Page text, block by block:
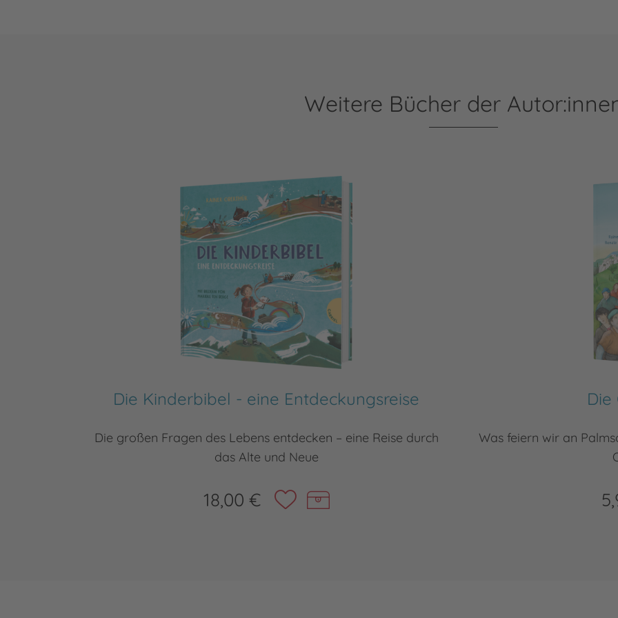
Weitere Bücher der
Die Kinderbibel - eine Entdeckungsreise
Die großen Fragen des Lebens entdecken – eine Reise durch
das Alte und Neue
18,00 €
Die
Was feiern wir an